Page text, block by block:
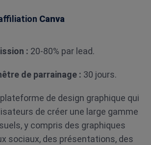
Canva
: 20-80% par lead.
de parrainage : 30 jours.
de design graphique qui
de créer une large gamme
y compris des graphiques
sociaux, des présentations, des